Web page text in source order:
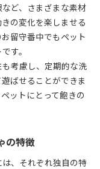
方の工夫
の活用例
合わせ術
ン実践法
選びの基準
の選定方法
選び方
る選択術
ど、さまざまな素材
の変化を楽しませる
留守番中でもペット
す。
考慮し、定期的な洗
ばせることができま
ットにとって飽きの
の特徴
、それぞれ独自の特